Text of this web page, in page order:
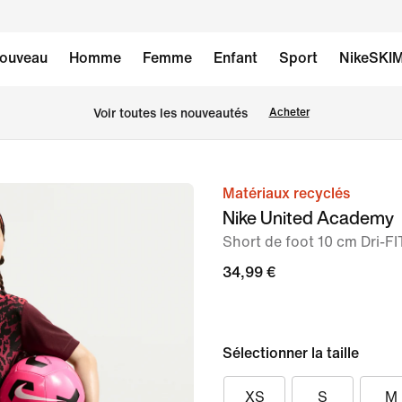
Homme Femme Enfant Sport
Voir toutes les nouveautés Acheter
image 1Matériaux recyclés
Nike United Academy
Short de foot 10 cm Dri-
34,99 €
Sélectionner la taille
XS S M